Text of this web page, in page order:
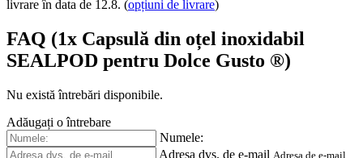
livrare în data de 12.8. (opțiuni de livrare)
FAQ (1x Capsulă din oțel inoxidabil
SEALPOD pentru Dolce Gusto ®)
Nu există întrebări disponibile.
Adăugați o întrebare
Numele:
Adresa dvs. de e-mail Adresa de e-mail